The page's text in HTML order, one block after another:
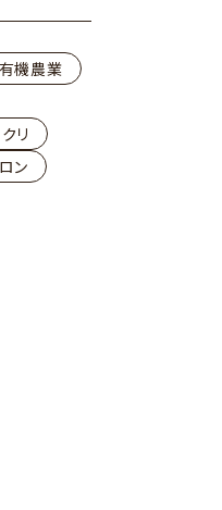
有機農業
クリ
ン